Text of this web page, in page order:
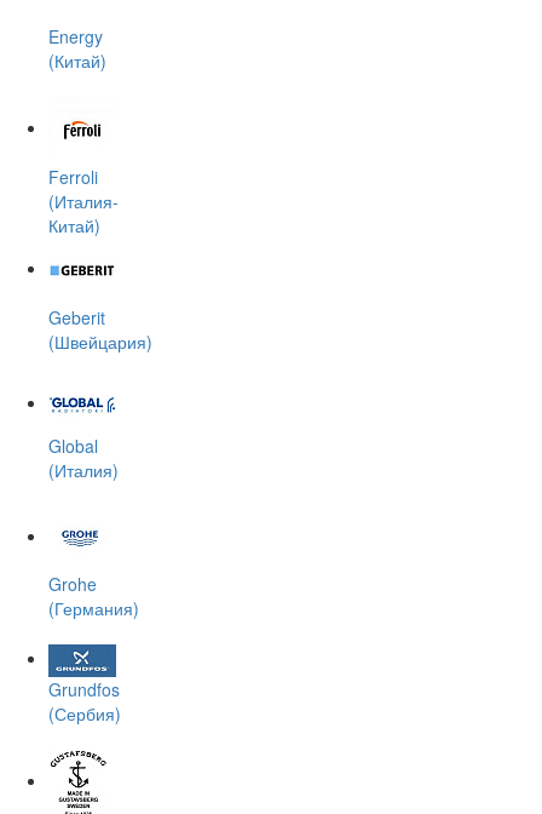
Energy
(Китай)
Ferroli
(Италия-
Китай)
Geberit
(Швейцария)
Global
(Италия)
Grohe
(Германия)
Grundfos
(Сербия)